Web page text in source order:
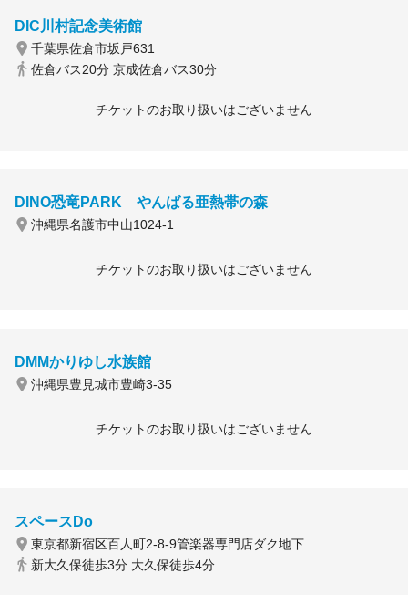
DIC川村記念美術館
千葉県佐倉市坂戸631
佐倉バス20分 京成佐倉バス30分
チケットのお取り扱いはございません
DINO恐竜PARK やんばる亜熱帯の森
沖縄県名護市中山1024-1
チケットのお取り扱いはございません
DMMかりゆし水族館
沖縄県豊見城市豊崎3-35
チケットのお取り扱いはございません
スペースDo
東京都新宿区百人町2-8-9管楽器専門店ダク地下
新大久保徒歩3分 大久保徒歩4分